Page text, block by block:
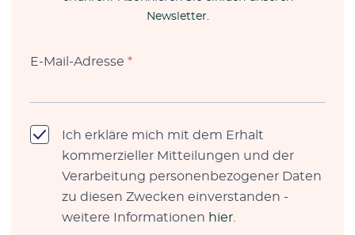
Newsletter.
E-Mail-Adresse *
Ich erkläre mich mit dem Erhalt
kommerzieller Mitteilungen und der
Verarbeitung personenbezogener Daten
zu diesen Zwecken einverstanden -
weitere Informationen hier